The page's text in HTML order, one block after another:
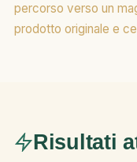
percorso verso un
prodotto originale e
Risultati